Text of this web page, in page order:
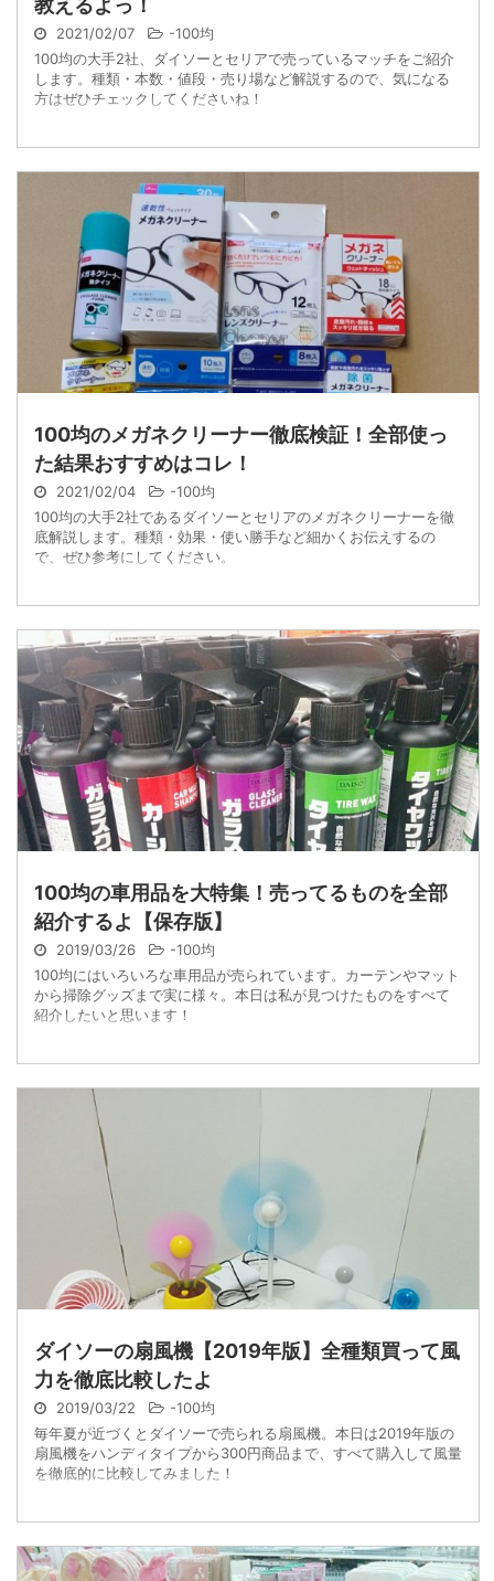
教えるよっ！
2021/02/07 -100均
100均の大手2社、ダイソーとセリアで売っているマッチをご紹介
します。種類・本数・値段・売り場など解説するので、気になる
方はぜひチェックしてくださいね！
100均のメガネクリーナー徹底検証！全部使っ
た結果おすすめはコレ！
2021/02/04 -100均
100均の大手2社であるダイソーとセリアのメガネクリーナーを徹
底解説します。種類・効果・使い勝手など細かくお伝えするの
で、ぜひ参考にしてください。
100均の車用品を大特集！売ってるものを全部
紹介するよ【保存版】
2019/03/26 -100均
100均にはいろいろな車用品が売られています。カーテンやマット
から掃除グッズまで実に様々。本日は私が見つけたものをすべて
紹介したいと思います！
ダイソーの扇風機【2019年版】全種類買って風
力を徹底比較したよ
2019/03/22 -100均
毎年夏が近づくとダイソーで売られる扇風機。本日は2019年版の
扇風機をハンディタイプから300円商品まで、すべて購入して風量
を徹底的に比較してみました！